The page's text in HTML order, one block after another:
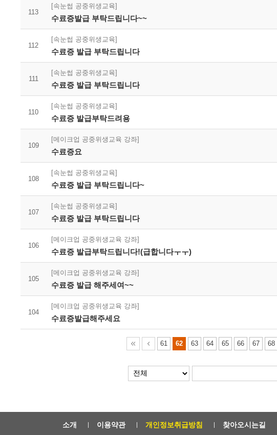
113
[속눈썹 공중위생교육]
수료증발급 부탁드립니다~~
112
[속눈썹 공중위생교육]
수료증 발급 부탁드립니다
111
[속눈썹 공중위생교육]
수료증 발급 부탁드립니다
110
[속눈썹 공중위생교육]
수료증 발급부탁드려용
109
[메이크업 공중위생교육 강좌]
수료증요
108
[속눈썹 공중위생교육]
수료증 발급 부탁드립니다~
107
[속눈썹 공중위생교육]
수료증 발급 부탁드립니다
106
[메이크업 공중위생교육 강좌]
수료증 발급부탁드립니다!(급합니다ㅜㅜ)
105
[메이크업 공중위생교육 강좌]
수료증 발급 해주세여~~
104
[메이크업 공중위생교육 강좌]
수료증발급해주세요
61 62 63 64 65 66 67 68
소개 이용약관 개인정보취급방침 찾아오시는길